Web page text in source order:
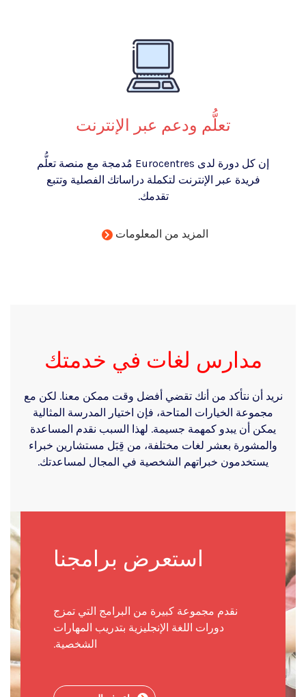
تعلُّم ودعم عبر الإنترنت
إن كل دورة لدى Eurocentres مُدمجة مع منصة تعلُّم
فريدة عبر الإنترنت لتكملة دراساتك الفصلية وتتبع
تقدمك.
المزيد من المعلومات
مدارس لغات في خدمتك
نريد أن نتأكد من أنك تقضي أفضل وقت ممكن معنا. لكن مع
مجموعة الخيارات المتاحة، فإن اختيار المدرسة المثالية
يمكن أن يبدو كمهمة جسيمة. لهذا السبب نقدم المساعدة
والمشورة بعشر لغات مختلفة، من قِبَل مستشارين خبراء
يستخدمون خبراتهم الشخصية في المجال لمساعدتك.
استعرض برامجنا
نقدم مجموعة كبيرة من البرامج التي تمزج
دورات اللغة الإنجليزية بتدريب المهارات
الشخصية.